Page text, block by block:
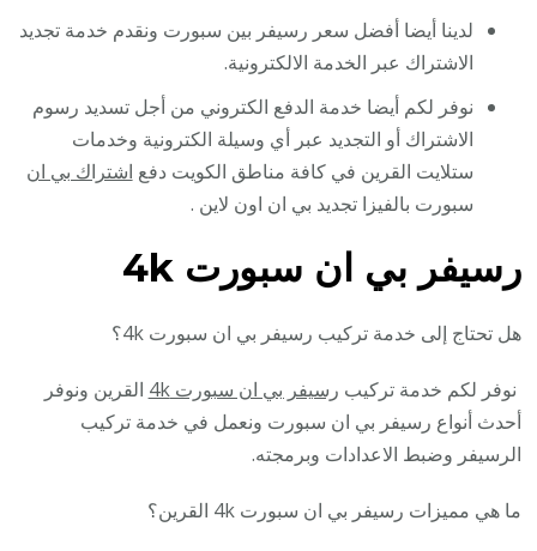
لدينا أيضا أفضل سعر رسيفر بين سبورت ونقدم خدمة تجديد
الاشتراك عبر الخدمة الالكترونية.
نوفر لكم أيضا خدمة الدفع الكتروني من أجل تسديد رسوم
الاشتراك أو التجديد عبر أي وسيلة الكترونية وخدمات
ستلايت القرين في كافة مناطق الكويت دفع اشتراك بي ان
سبورت بالفيزا تجديد بي ان اون لاين .
رسيفر بي ان سبورت 4k
هل تحتاج إلى خدمة تركيب رسيفر بي ان سبورت 4k؟
نوفر لكم خدمة تركيب رسيفر بي ان سبورت 4k
القرين ونوفر
أحدث أنواع رسيفر بي ان سبورت ونعمل في خدمة تركيب
الرسيفر وضبط الاعدادات وبرمجته.
ما هي مميزات رسيفر بي ان سبورت 4k القرين؟